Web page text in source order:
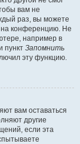
вам не
раз, вы можете
на конференцию. Не
например в
пункт Запомнить
эту функцию.
вам оставаться
другие
если эта